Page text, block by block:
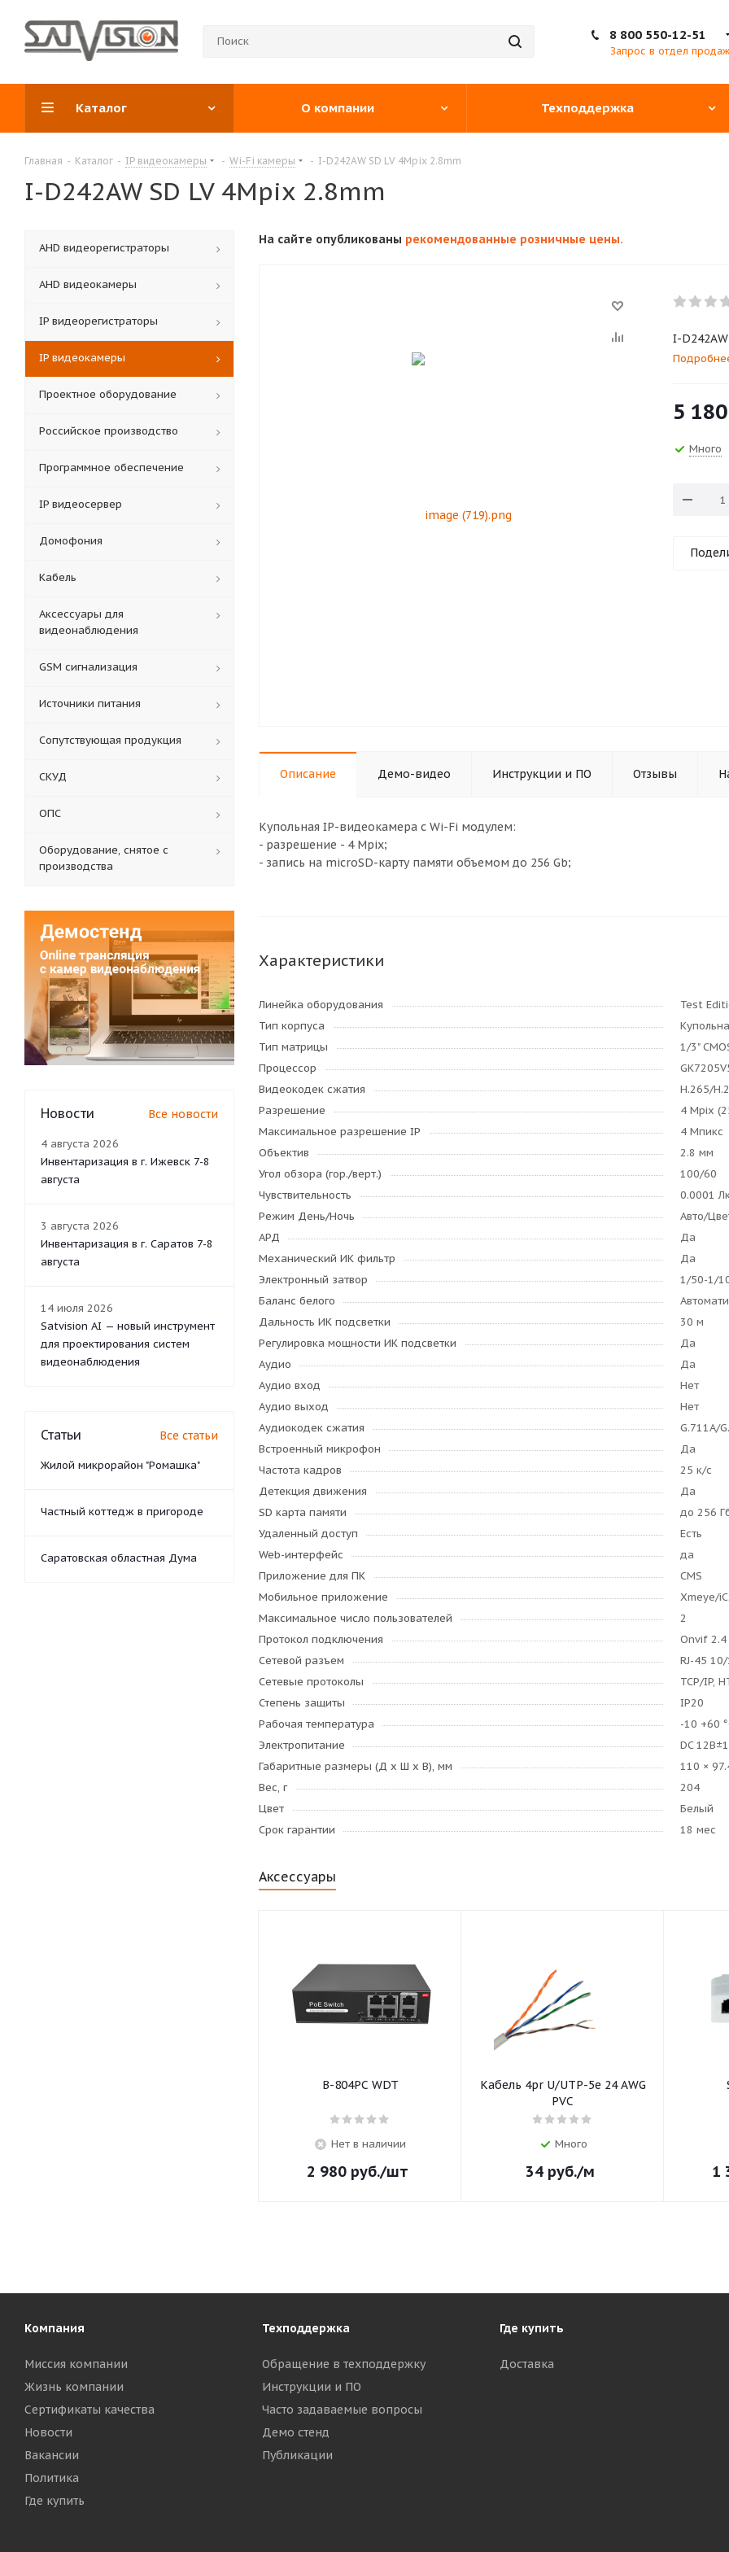
8 800 550-12-51
Запрос в отдел продаж
Каталог О компании Техподдержка
Главная - Каталог - IP видеокамеры - Wi-Fi камеры - I-D242AW SD LV 4Mpix 2.8mm
I-D242AW SD LV 4Mpix 2.8mm
На сайте опубликованы рекомендованные розничные цены.
I-
5 180
Много
Описание Демо-видео Инструкции и ПО Отзывы
Купольная IP-видеокамера с Wi-Fi модулем:
- разрешение - 4 Mpix;
- запись на microSD-карту памяти объемом до 256 Gb;
Характеристики
Линейка оборудования
Test
Тип корпуса
Тип матрицы
1/3"
Процессор
Видеокодек сжатия
H.265/
Разрешение
4 Mpix
Максимальное разрешение IP
4 Мпикс
Объектив
2.8 мм
Угол обзора (гор./верт.)
100/60
Чувствительность
0.0001
Режим День/Ночь
Авто/
АРД
Да
Механический ИК фильтр
Да
Электронный затвор
1/50-1/
Баланс белого
Дальность ИК подсветки
30 м
Регулировка мощности ИК подсветки
Да
Аудио
Да
Аудио вход
Нет
Аудио выход
Нет
Аудиокодек сжатия
G.711A/
Встроенный микрофон
Да
Частота кадров
25 к/с
Детекция движения
Да
SD карта памяти
до 256
Удаленный доступ
Есть
Web-интерфейс
да
Приложение для ПК
CMS
Мобильное приложение
Xmeye/
Максимальное число пользователей
2
Протокол подключения
Onvif 2.4
Сетевой разъем
RJ-45
Сетевые протоколы
TCP/IP,
Степень защиты
IP20
Рабочая температура
-10 +60
Электропитание
DC
Габаритные размеры (Д x Ш x В), мм
110 ×
Вес, г
204
Цвет
Белый
Срок гарантии
18 мес
Аксессуары
B-804PС WDT
Нет в наличии
2 980руб./шт
Кабель 4pr U/UTP-5e 24 AWG
PVC
Много
34руб./м 1
АНD видеорегистраторы
AHD видеокамеры
IP видеорегистраторы
IP видеокамеры
Проектное оборудование
Российское производство
Программное обеспечение
IP видеосервер
Домофония
Кабель
Аксессуары для
видеонаблюдения
GSM сигнализация
Источники питания
Сопутствующая продукция
СКУД
ОПС
Оборудование, снятое с
производства
Новости Все новости
4 августа 2026
Инвентаризация в г. Ижевск 7-8
августа
3 августа 2026
Инвентаризация в г. Саратов 7-8
августа
14 июля 2026
Satvision AI — новый инструмент
для проектирования систем
видеонаблюдения
Статьи Все статьи
Жилой микрорайон "Ромашка"
Частный коттедж в пригороде
Саратовская областная Дума
Компания
Миссия компании
Жизнь компании
Сертификаты качества
Новости
Вакансии
Политика
Где купить
Техподдержка
Обращение в техподдержку
Инструкции и ПО
Часто задаваемые вопросы
Демо стенд
Публикации
Где купить
Доставка